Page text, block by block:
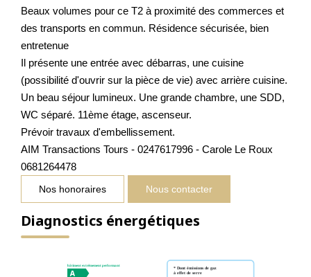
Beaux volumes pour ce T2 à proximité des commerces et
des transports en commun. Résidence sécurisée, bien
entretenue
Il présente une entrée avec débarras, une cuisine
(possibilité d'ouvrir sur la pièce de vie) avec arrière cuisine.
Un beau séjour lumineux. Une grande chambre, une SDD,
WC séparé. 11ème étage, ascenseur.
Prévoir travaux d'embellissement.
AIM Transactions Tours - 0247617996 - Carole Le Roux
0681264478
Nos honoraires Nous contacter
Diagnostics énergétiques